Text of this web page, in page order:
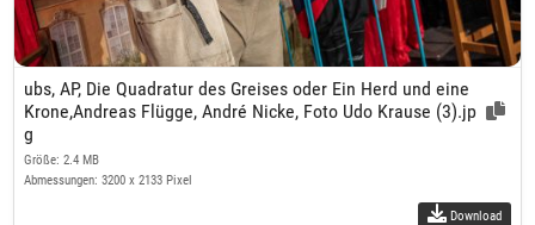
ubs, AP, Die Quadratur des Greises oder Ein Herd und eine
Krone,Andreas Flügge, André Nicke, Foto Udo Krause (3).jp
g
Größe: 2.4 MB
Abmessungen: 3200 x 2133 Pixel
Download